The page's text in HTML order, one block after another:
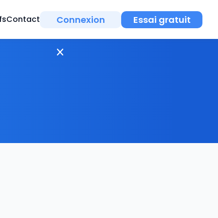
Contact Connexion Essai gratuit